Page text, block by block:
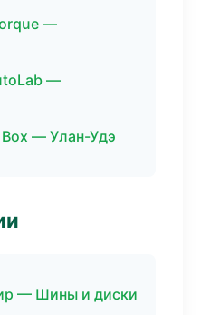
—
—
— Улан-Удэ
— Шины и диски